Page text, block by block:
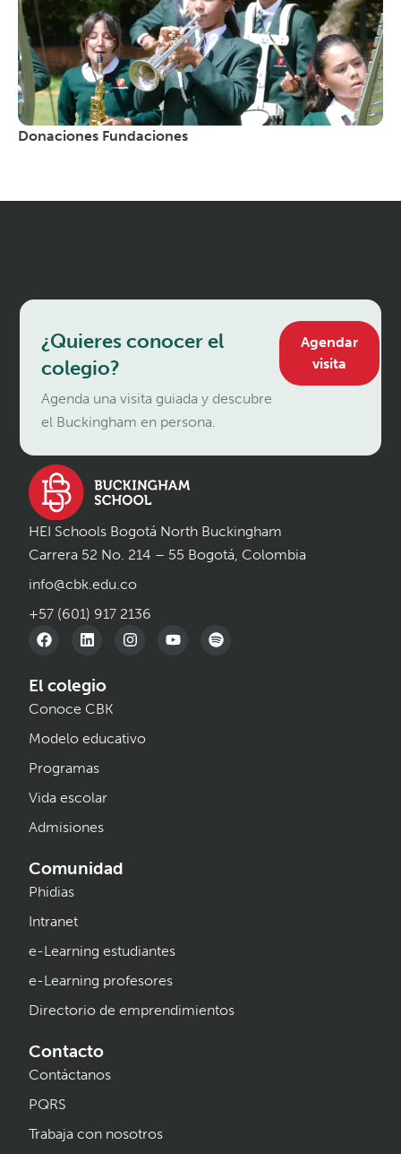
Donaciones Fundaciones
¿Quieres conocer el
colegio?
Agenda una visita guiada y descubre
el Buckingham en persona.
Agendar
visita
HEI Schools Bogotá North Buckingham
Carrera 52 No. 214 – 55 Bogotá, Colombia
info@cbk.edu.co
+57 (601) 917 2136
El colegio
Conoce CBK
Modelo educativo
Programas
Vida escolar
Admisiones
Comunidad
Phidias
Intranet
e-Learning estudiantes
e-Learning profesores
Directorio de emprendimientos
Contacto
Contáctanos
PQRS
Trabaja con nosotros